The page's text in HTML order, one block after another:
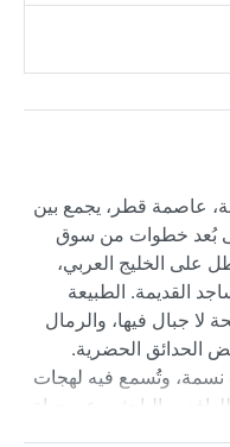
عاصمة قطر، يجمع بين
بُعد خطوات من سوق
على الخليج العربي،
القديمة. الطبيعة
لا جبال فيها، والرمال
الحدائق الحضرية.
نسمة، وتُسمع فيه لهجات
الباحثين عن حياة